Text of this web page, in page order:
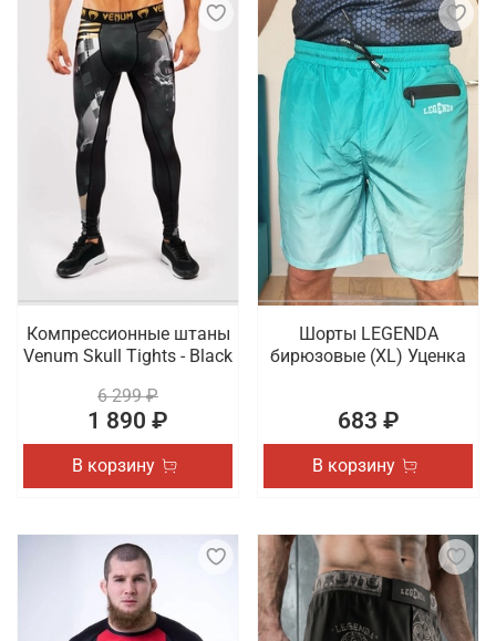
Компрессионные штаны
Venum Skull Tights - Black
6 299 ₽
1 890 ₽
В корзину
Шорты LEGENDA
бирюзовые (XL) Уценка
683 ₽
В корзину